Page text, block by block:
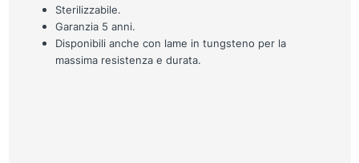
Sterilizzabile.
Garanzia 5 anni.
Disponibili anche con lame in tungsteno per la
massima resistenza e durata.